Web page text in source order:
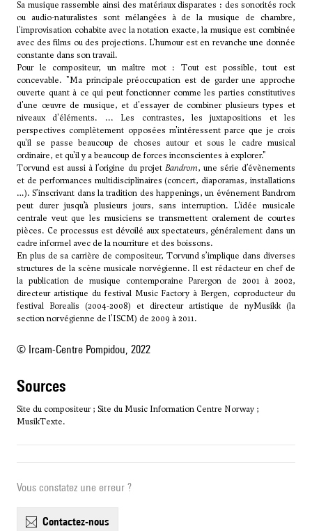
Sa musique rassemble ainsi des matériaux disparates : des sonorités rock
ou audio-naturalistes sont mélangées à de la musique de chambre,
l'improvisation cohabite avec la notation exacte, la musique est combinée
avec des films ou des projections. L'humour est en revanche une donnée
constante dans son travail.
Pour le compositeur, un maître mot : Tout est possible, tout est
concevable. "Ma principale préoccupation est de garder une approche
ouverte quant à ce qui peut fonctionner comme les parties constitutives
d'une œuvre de musique, et d'essayer de combiner plusieurs types et
niveaux d'éléments. ... Les contrastes, les juxtapositions et les
perspectives complètement opposées m'intéressent parce que je crois
qu'il se passe beaucoup de choses autour et sous le cadre musical
ordinaire, et qu'il y a beaucoup de forces inconscientes à explorer."
Torvund est aussi à l’origine du projet Bandrom, une série d’évènements
et de performances multidisciplinaires (concert, diaporamas, installations
…). S’inscrivant dans la tradition des happenings, un événement Bandrom
peut durer jusqu’à plusieurs jours, sans interruption. L'idée musicale
centrale veut que les musiciens se transmettent oralement de courtes
pièces. Ce processus est dévoilé aux spectateurs, généralement dans un
cadre informel avec de la nourriture et des boissons.
En plus de sa carrière de compositeur, Torvund s’implique dans diverses
structures de la scène musicale norvégienne. Il est rédacteur en chef de
la publication de musique contemporaine Parergon de 2001 à 2002,
directeur artistique du festival Music Factory à Bergen, coproducteur du
festival Borealis (2004-2008) et directeur artistique de nyMusikk (la
section norvégienne de l'ISCM) de 2009 à 2011.
© Ircam-Centre Pompidou, 2022
sources
Site du compositeur ; Site du Music Information Centre Norway ;
MusikTexte.
Vous constatez une erreur ?
contactez-nous